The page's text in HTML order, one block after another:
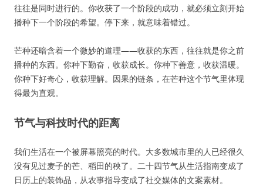
往往是同时进行的。你收获了一个阶段的成功，就必须立刻开始
播种下一个阶段的希望。停下来，就意味着错过。
芒种还暗含着一个微妙的道理——收获的东西，往往就是你之前
播种的东西。你种下勤奋，收获成长。你种下善意，收获温暖。
你种下好奇心，收获理解。因果的链条，在芒种这个节气里体现
得最为直观。
节气与科技时代的距离
我们生活在一个被屏幕照亮的时代。大多数城市里的人已经很久
没有见过麦子的芒、稻田的秧了。二十四节气从生活指南变成了
日历上的装饰品，从农事指导变成了社交媒体的文案素材。